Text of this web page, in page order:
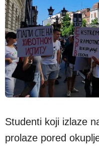
Studenti koji izlaze
prolaze pored